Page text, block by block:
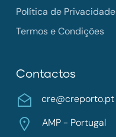
Política de Privacidade
Termos e Condições
Contactos
cre@creporto.pt
AMP - Portugal